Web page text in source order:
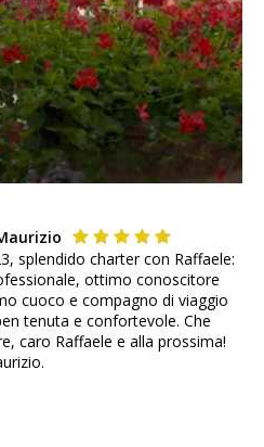
splendido charter con Raffaele:
ottimo conoscitore
cuoco e compagno di viaggio
tenuta e confortevole. Che
caro Raffaele e alla prossima!